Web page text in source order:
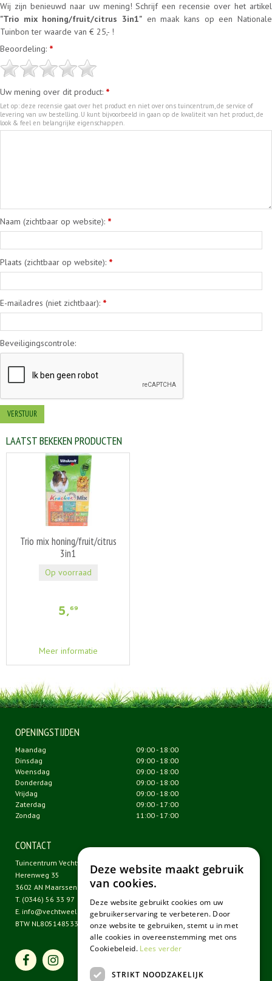
Wij zijn benieuwd naar uw mening! Schrijf een recensie over het artikel
"Trio mix honing/fruit/citrus 3in1" en maak kans op een Nationale
Tuinbon ter waarde van € 25,- !
Beoordeling: *
Uw mening over dit product: *
Let op: deze recensie gaat over het product en niet over ons tuincentrum, de service of
levering van uw bestelling. U kunt bijvoorbeeld in gaan op de kwaliteit van het product, de
look & feel en belangrijke eigenschappen.
Naam (zichtbaar op website): *
Plaats (zichtbaar op website): *
E-mailadres (niet zichtbaar): *
Beveiligingscontrole:
LAATST BEKEKEN PRODUCTEN
Trio mix honing/fruit/citrus
3in1
5,69
Meer informatie
Op voorraad
OPENINGSTIJDEN
Maandag
09:00 - 18:00
Dinsdag
09:00 - 18:00
Woensdag
09:00 - 18:00
Donderdag
09:00 - 18:00
Vrijdag
09:00 - 18:00
Zaterdag
09:00 - 17:00
Zondag
11:00 - 17:00
CONTACT
Tuincentrum Vechtweelde
Herenweg 35
3602 AN Maarssen
T. (0346) 56 33 97
E. info@vechtweelde.nl
BTW NL805148533B01
Deze website maakt gebruik
van cookies.
Deze website gebruikt cookies om uw
gebruikerservaring te verbeteren. Door
onze website te gebruiken, stemt u in met
alle cookies in overeenstemming met ons
Cookiebeleid. Lees verder
STRIKT NOODZAKELIJK